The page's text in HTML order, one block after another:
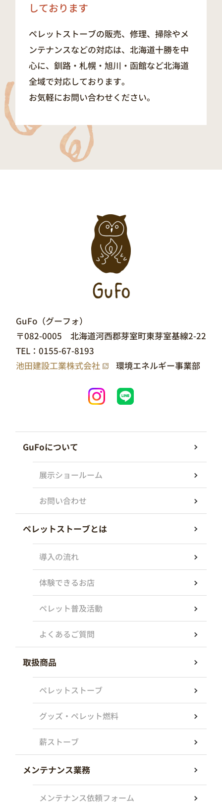
しております
ペレットストーブの販売、修理、掃除やメ
ンテナンスなどの対応は、北海道十勝を中
心に、釧路・札幌・旭川・函館など北海道
全域で対応しております。
お気軽にお問い合わせください。
GuFo（グーフォ）
〒082-0005 北海道河西郡芽室町東芽室基線2-22
TEL： 0155-67-8193
池田建設工業株式会社
環境エネルギー事業部
GuFoについて
展示ショールーム
お問い合わせ
ペレットストーブとは
導入の流れ
体験できるお店
ペレット普及活動
よくあるご質問
取扱商品
ペレットストーブ
グッズ・ペレット燃料
薪ストーブ
メンテナンス業務
メンテナンス依頼フォーム